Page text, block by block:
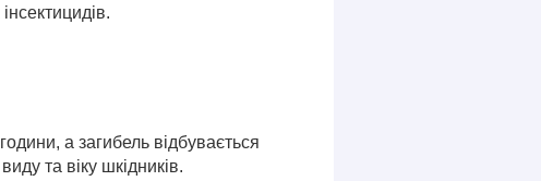
а загибель відбувається
та віку шкідників.